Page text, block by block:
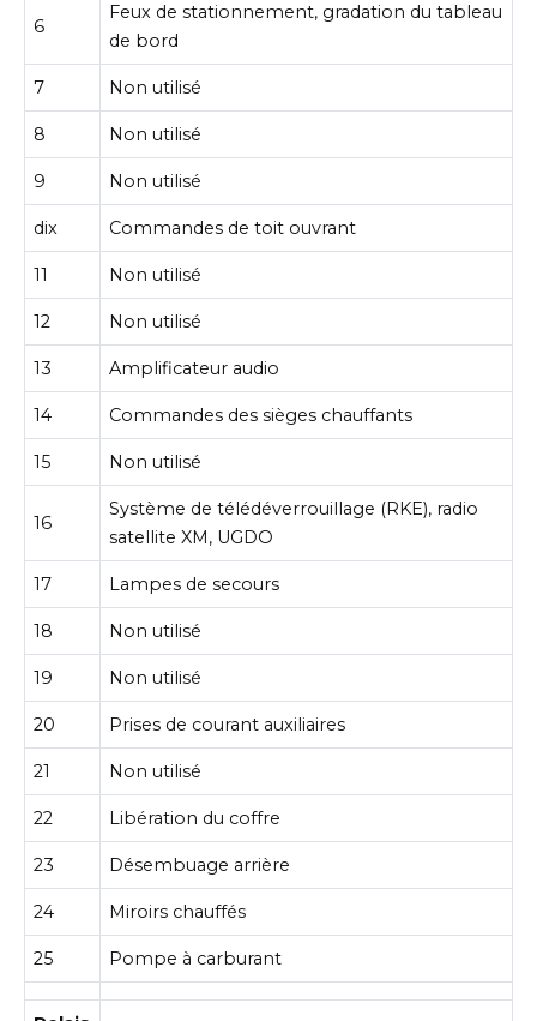
6
Feux de stationnement, gradation du tableau
de bord
7 Non utilisé
8 Non utilisé
9 Non utilisé
dix Commandes de toit ouvrant
11 Non utilisé
12 Non utilisé
13 Amplificateur audio
14 Commandes des sièges chauffants
15 Non utilisé
16
Système de télédéverrouillage (RKE), radio
satellite XM, UGDO
17 Lampes de secours
18 Non utilisé
19 Non utilisé
20 Prises de courant auxiliaires
21 Non utilisé
22 Libération du coffre
23 Désembuage arrière
24 Miroirs chauffés
25 Pompe à carburant